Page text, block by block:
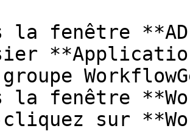
la fenêtre **AD
la fenêtre
sur